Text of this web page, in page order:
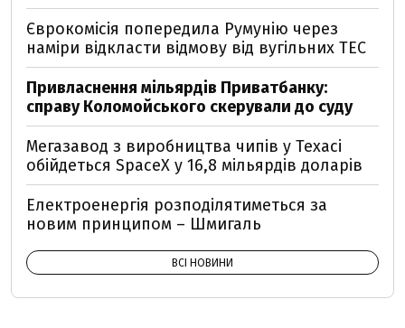
Єврокомісія попередила Румунію через
наміри відкласти відмову від вугільних ТЕС
Привласнення мільярдів Приватбанку:
справу Коломойського скерували до суду
Мегазавод з виробництва чипів у Техасі
обійдеться SpaceX у 16,8 мільярдів доларів
Електроенергія розподілятиметься за
новим принципом – Шмигаль
ВСІ НОВИНИ